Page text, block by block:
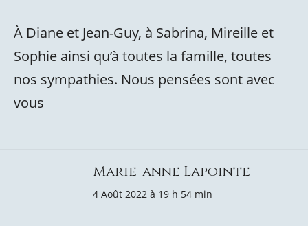
À Diane et Jean-Guy, à Sabrina, Mireille et
Sophie ainsi qu’à toutes la famille, toutes
nos sympathies. Nous pensées sont avec
vous
Marie-anne Lapointe
4 Août 2022 à 19 h 54 min